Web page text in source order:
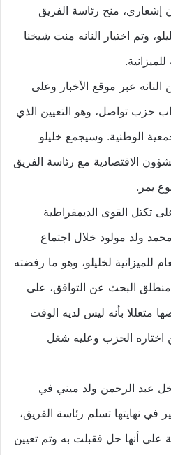
إشعاري، منح رئاسة الفريق
وتم اختيار النانه منت شيخنا
عبر موقع الأخبار وعلى
حزب تواصل، وهو التعيين الذي
الوطنية. وسيجمع خليلو
الاقتصادية مع رئاسة الفريق
يمر.
تكتل القوى الديمقراطية
ولد مولود خلال اجتماع
للميزانية لخليلو، وهو ما رفضته
منطلق البحث عن التوافق، على
متعللا بأنه ليس لديه الوقت
اختاره الحزب وعليه شغل
عبد الرحمن ولد ميني في
نهايتها تسلم رئاسة الفريق،
على أنها حل فقبلت به وتم تعيين